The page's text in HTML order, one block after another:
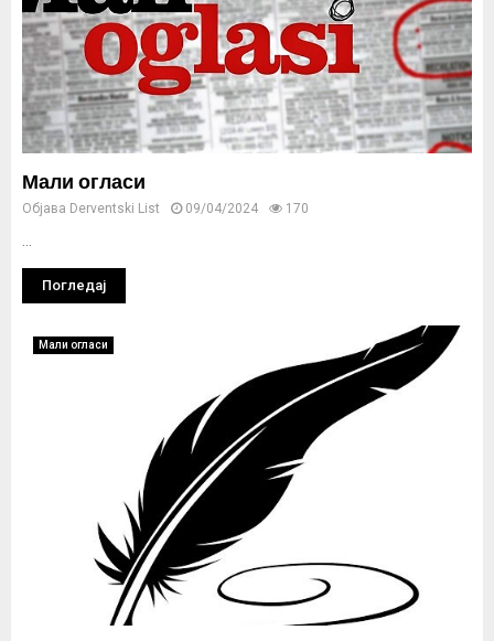
Мали огласи
Објава Derventski List 09/04/2024 170
Погледај
Мали огласи